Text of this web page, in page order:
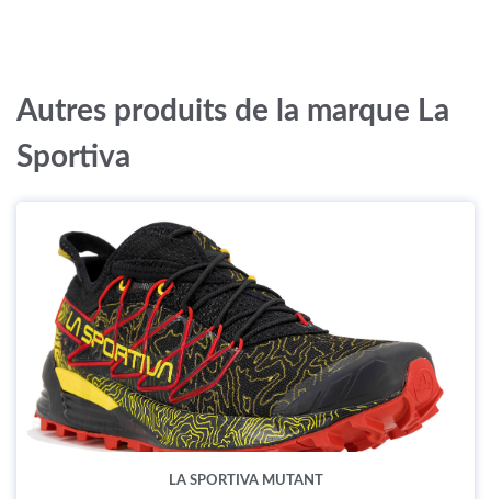
Autres produits de la marque La
Sportiva
LA SPORTIVA MUTANT